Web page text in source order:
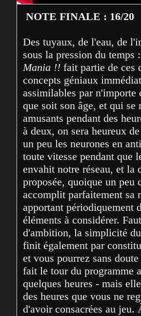
NOTE FINALE : 16/20
Des tuyaux, de l'eau, de
sous la pression du temps
Mania !! fait partie de ces
concepts géniaux
assimilables par n'importe
que soit son âge, et qui se
amusants pendant des
à deux, on sera heureux
un peu les neurones en
toute vitesse pendant que
envahit notre réseau, et la
proposée, quoique un peu
accomplit parfaitement sa
apportant périodiquement
éléments à considérer.
d'ambition, la simplicité
finit également par
et vous pourrez sans
fait le tour du programme
quelques heures - mais
des heures que vous ne
d'avoir consacrées au jeu.